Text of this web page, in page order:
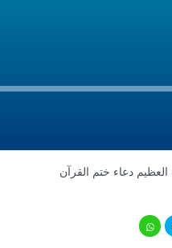
دعاء ختم القرآن